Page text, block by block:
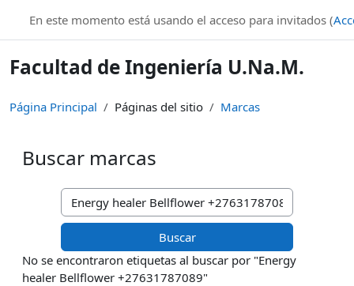
En este momento está usando el acceso para invitados (
Facultad de Ingeniería U.Na.M.
Página Principal Páginas del sitio Marcas
Buscar marcas
Buscar marcas
No se encontraron etiquetas al buscar por "Energy
healer Bellflower +27631787089"